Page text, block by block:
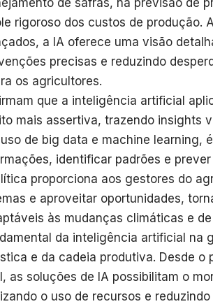
rigoroso dos custos de produção.
a IA oferece uma visão
precisas e reduzindo
os agricultores.
que a inteligência artificial
mais assertiva, trazendo insights
de big data e machine learning,
identificar padrões e
proporciona aos gestores do
e aproveitar oportunidades,
às mudanças climáticas e
da inteligência artificial na
e da cadeia produtiva. Desde o
as soluções de IA possibilitam o
o uso de recursos e